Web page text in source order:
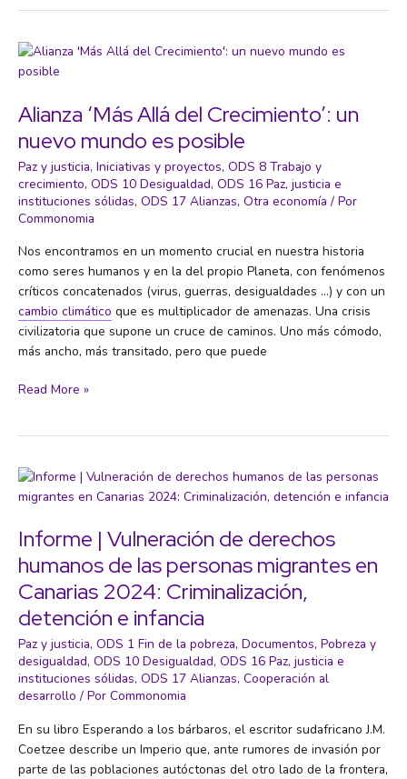
1%
rico
ya
ha
quemado
su
cuota
anual
de
carbono
Alianza ‘Más Allá del Crecimiento’: un
nuevo mundo es posible
Paz y justicia, Iniciativas y proyectos, ODS 8 Trabajo y
crecimiento, ODS 10 Desigualdad, ODS 16 Paz, justicia e
instituciones sólidas, ODS 17 Alianzas, Otra economía / Por
Commonomia
Nos encontramos en un momento crucial en nuestra historia
como seres humanos y en la del propio Planeta, con fenómenos
críticos concatenados (virus, guerras, desigualdades …) y con un
cambio climático que es multiplicador de amenazas. Una crisis
civilizatoria que supone un cruce de caminos. Uno más cómodo,
más ancho, más transitado, pero que puede
Alianza
Crecimiento’:
un
nuevo
mundo
es
posible
Read More »
Informe | Vulneración de derechos
humanos de las personas migrantes en
Canarias 2024: Criminalización,
detención e infancia
Paz y justicia, ODS 1 Fin de la pobreza, Documentos, Pobreza y
desigualdad, ODS 10 Desigualdad, ODS 16 Paz, justicia e
instituciones sólidas, ODS 17 Alianzas, Cooperación al
desarrollo / Por Commonomia
En su libro Esperando a los bárbaros, el escritor sudafricano J.M.
Coetzee describe un Imperio que, ante rumores de invasión por
parte de las poblaciones autóctonas del otro lado de la frontera,